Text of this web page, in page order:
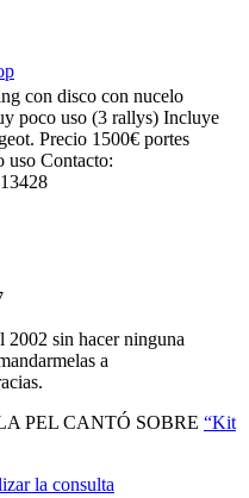
con disco con nucelo
poco uso (3 rallys) Incluye
Precio 1500€ portes
uso Contacto:
sin hacer ninguna
a
PEL CANTÓ SOBRE
la consulta